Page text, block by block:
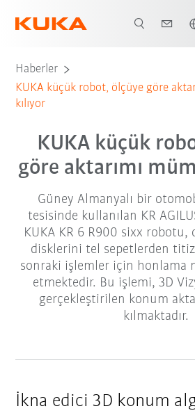
3D canlandırma yazılımı: KUKA küçük robot,
Haberler
KUKA küçük robot, ölçüye göre
kılıyor
KUKA küçük
göre aktarımı
Güney Almanyalı bir
tesisinde kullanılan KR
KUKA KR 6 R900 sixx robotu,
disklerini tel sepetlerden
sonraki işlemler için honlama
etmektedir. Bu işlemi, 3D
gerçekleştirilen konum
kılmaktadır.
İkna edici 3D konum